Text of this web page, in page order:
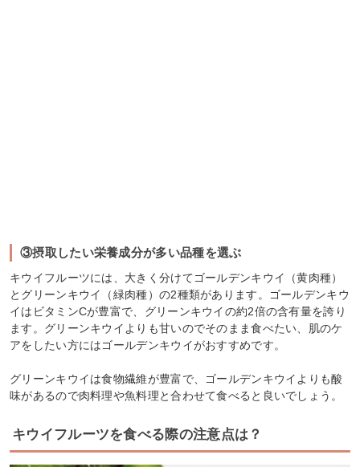
③摂取したい栄養成分が多い品種を選ぶ
キウイフルーツには、大きく分けてゴールデンキウイ（黄肉種）
とグリーンキウイ（緑肉種）の2種類があります。ゴールデンキウ
イはビタミンCが豊富で、グリーンキウイの約2倍の含有量を誇り
ます。グリーンキウイよりも甘いのでそのまま食べたい、肌のケ
アをしたい方にはゴールデンキウイがおすすめです。
グリーンキウイは食物繊維が豊富で、ゴールデンキウイよりも酸
味があるので肉料理や魚料理と合わせて食べると良いでしょう。
キウイフルーツを食べる際の注意点は？